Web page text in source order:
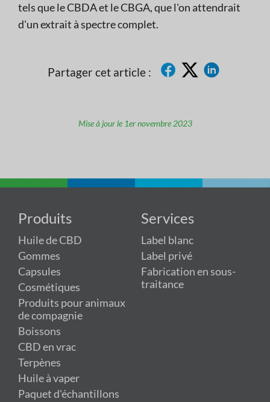
tels que le CBDA et le CBGA, que l'on attendrait
d'un extrait à spectre complet.
Partager cet article :
Mise à jour le 1er novembre 2023
Produits
Huile de CBD
Gommes
Capsules
Cosmétiques
Produits pour animaux
de compagnie
Boissons
CBD en vrac
Terpènes
Huile à vaper
Paquet d'échantillons
Services
Label blanc
Label privé
Fabrication en sous-
traitance